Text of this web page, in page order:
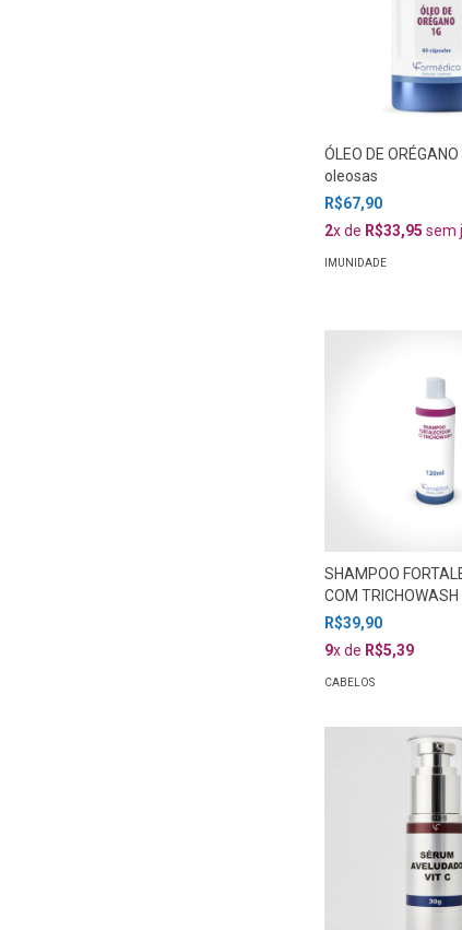
ÓLEO DE
oleosas
R$67,90
2x de R$33,95 sem
IMUNIDADE
SHAMPOO
COM
R$39,90
9x de R$5,39
CABELOS